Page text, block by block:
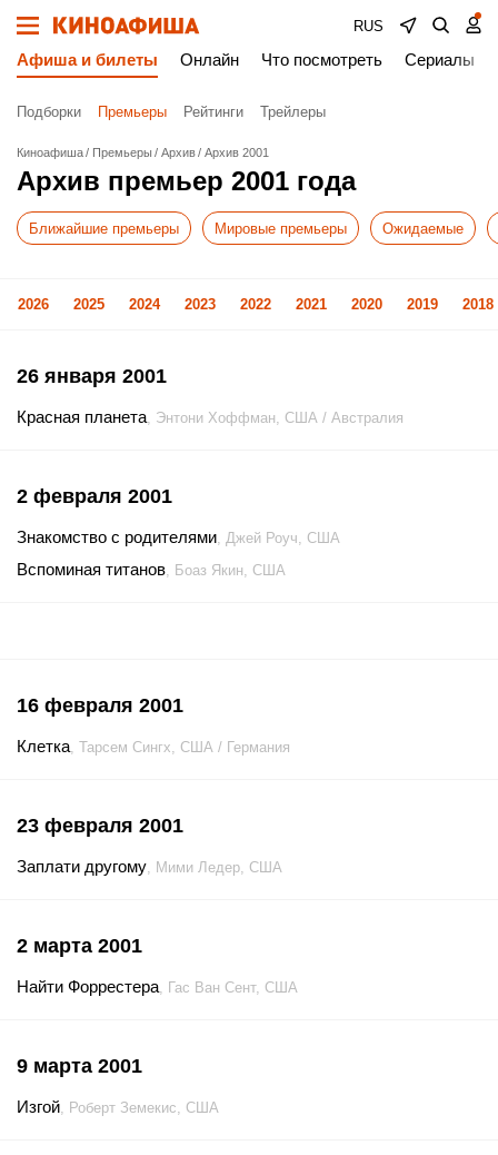
RUS
Афиша и билеты Онлайн Что посмотреть Сериалы
Подборки Премьеры Рейтинги Трейлеры
Киноафиша Премьеры Архив Архив 2001
Архив премьер 2001 года
Ближайшие премьеры Мировые премьеры Ожидаемые
2026 2025 2024 2023 2022 2021 2020 2019 2018
26 января 2001
Красная планета, Энтони Хоффман, США / Австралия
2 февраля 2001
Знакомство с родителями, Джей Роуч, США
Вспоминая титанов, Боаз Якин, США
16 февраля 2001
Клетка, Тарсем Сингх, США / Германия
23 февраля 2001
Заплати другому, Мими Ледер, США
2 марта 2001
Найти Форрестера, Гас Ван Сент, США
9 марта 2001
Изгой, Роберт Земекис, США